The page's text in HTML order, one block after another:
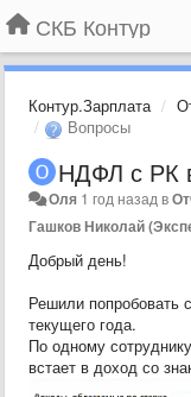
СКБ Контур
Контур.Зарплата
Вопросы
НДФЛ с РК
Оля 1 год назад в
Гашков Николай
Добрый день!
Решили попробовать
текущего года.
По одному
встает в доход со